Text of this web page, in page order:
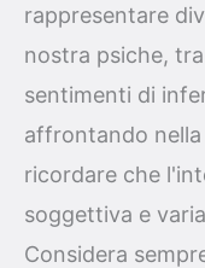
rappresentare
nostra psiche,
sentimenti di
affrontando
ricordare che
soggettiva e
Considera